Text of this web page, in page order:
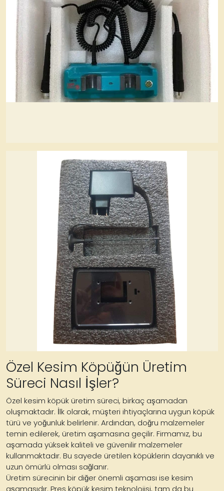
Özel Kesim Köpüğün Üretim
Süreci Nasıl İşler?
Özel kesim köpük üretim süreci, birkaç aşamadan
oluşmaktadır. İlk olarak, müşteri ihtiyaçlarına uygun köpük
türü ve yoğunluk belirlenir. Ardından, doğru malzemeler
temin edilerek, üretim aşamasına geçilir. Firmamız, bu
aşamada yüksek kaliteli ve güvenilir malzemeler
kullanmaktadır. Bu sayede üretilen köpüklerin dayanıklı ve
uzun ömürlü olması sağlanır.
Üretim sürecinin bir diğer önemli aşaması ise kesim
aşamasıdır. Pres köpük kesim teknolojisi, tam da bu